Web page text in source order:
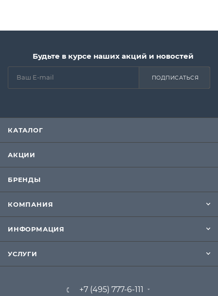
Будьте в курсе наших акций и новостей
ПОДПИСАТЬСЯ
КАТАЛОГ
АКЦИИ
БРЕНДЫ
КОМПАНИЯ
ИНФОРМАЦИЯ
УСЛУГИ
+7 (495) 777-6-111